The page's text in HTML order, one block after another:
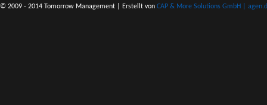
© 2009 - 2014 Tomorrow Management | Erstellt von CAP & More Solutions GmbH |